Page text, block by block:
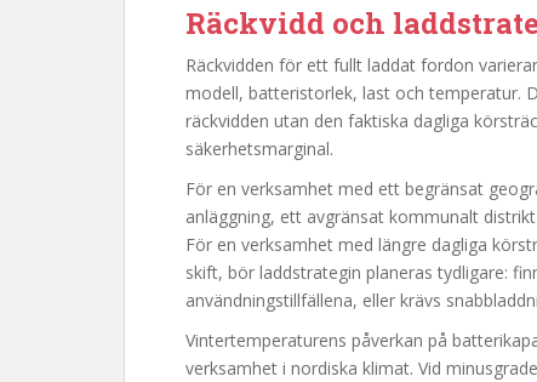
Räckvidd och
Räckvidden för ett fullt laddat fordon
modell, batteristorlek, last och temperatur.
räckvidden utan den faktiska dagliga
säkerhetsmarginal.
För en verksamhet med ett begränsat
anläggning, ett avgränsat kommunalt
För en verksamhet med längre dagliga
skift, bör laddstrategin planeras tydligare:
användningstillfällena, eller krävs
Vintertemperaturens påverkan på
verksamhet i nordiska klimat. Vid